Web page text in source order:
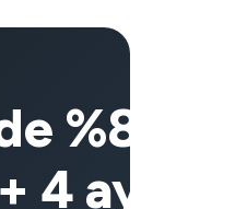
%83
4 ay